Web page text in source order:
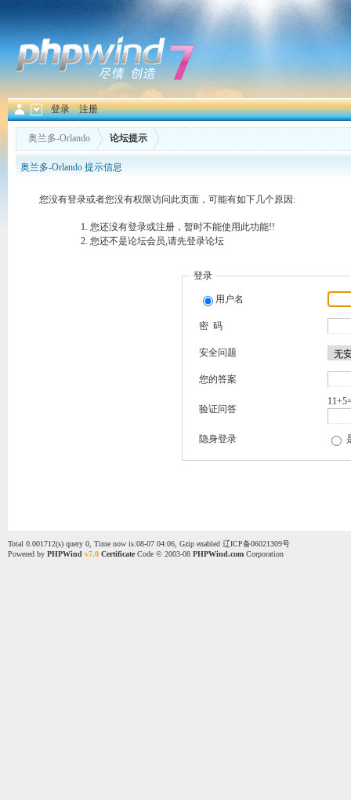
登录 注册
奥兰多-Orlando 论坛提示
奥兰多-Orlando 提示信息
您没有登录或者您没有权限访问此页面，可能有如下几个原因:
您还没有登录或注册，暂时不能使用此功能!!
您还不是论坛会员,请先登录论坛
登录
用户名
密 码
安全问题
您的答案
验证问答
隐身登录
Total 0.001712(s) query 0, Time now is:08-07 04:06, Gzip enabled 辽ICP备06021309号
Powered by PHPWind v7.0 CertificateCode © 2003-08 PHPWind.comCorporation